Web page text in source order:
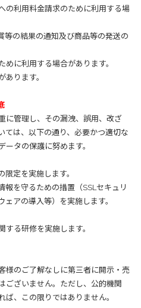
の利用料金請求のために利用する場
等の結果の通知及び商品等の発送の
に利用する場合があります。
あります。
に管理し、その漏洩、誤用、改ざ
ては、以下の通り、必要かつ適切な
ータの保護に努めます。
定を実施します。
報を守るための措置（SSLセキュリ
アの導入等）を実施します。
る研修を実施します。
様のご了解なしに第三者に開示・売
ございません。ただし、公的機関
ば、この限りではありません。